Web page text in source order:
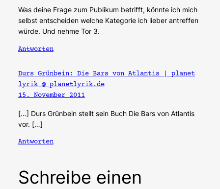
Was deine Frage zum Publikum betrifft, könnte ich mich
selbst entscheiden welche Kategorie ich lieber antreffen
würde. Und nehme Tor 3.
Antworten
Durs Grünbein: Die Bars von Atlantis | planet
lyrik @ planetlyrik.de
15. November 2011
[…] Durs Grünbein stellt sein Buch Die Bars von Atlantis
vor. […]
Antworten
Schreibe einen